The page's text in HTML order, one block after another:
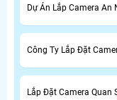
Dự Án Lắp Camera An
Công Ty Lắp Đặt
Lắp Đặt Camera Quan